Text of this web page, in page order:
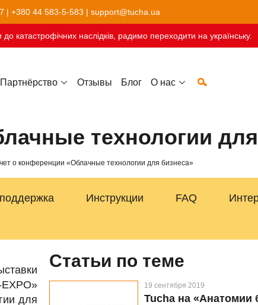
| +380 44 583-5-583 | support@tucha.ua
катастрофічних наслідків, радимо переходити на українську.
Партнёрство Отзывы Блог О нас
технологии
о конференции «Облачные технологии для бизнеса»
Инструкции FAQ
для
Статьи по теме
19 сентября 2019
Tucha на